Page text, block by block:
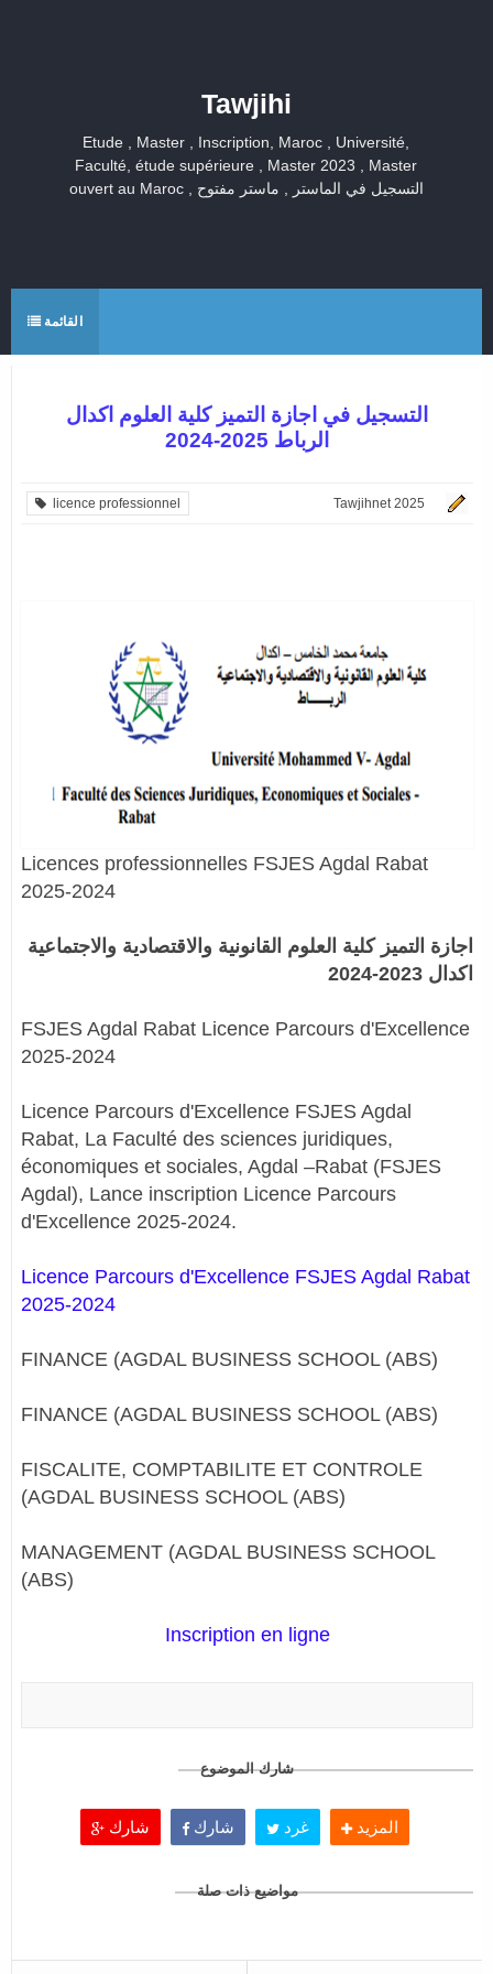
Tawjihi
Etude , Master , Inscription, Maroc , Université,
Faculté, étude supérieure , Master 2023 , Master
ouvert au Maroc , التسجيل في الماستر , ماستر مفتوح
القائمة
التسجيل في اجازة التميز كلية العلوم اكدال
الرباط 2025-2024
Tawjihnet 2025
licence professionnel
Licences professionnelles FSJES Agdal Rabat
2025-2024
اجازة التميز كلية العلوم القانونية والاقتصادية والاجتماعية
اكدال 2023-2024
FSJES Agdal Rabat Licence Parcours d'Excellence
2025-2024
Licence Parcours d'Excellence FSJES Agdal
Rabat, La Faculté des sciences juridiques,
économiques et sociales, Agdal –Rabat (FSJES
Agdal), Lance inscription Licence Parcours
d'Excellence 2025-2024.
Licence Parcours d'Excellence FSJES Agdal Rabat
2025-2024
FINANCE (AGDAL BUSINESS SCHOOL (ABS)
FINANCE (AGDAL BUSINESS SCHOOL (ABS)
FISCALITE, COMPTABILITE ET CONTROLE
(AGDAL BUSINESS SCHOOL (ABS)
MANAGEMENT (AGDAL BUSINESS SCHOOL
(ABS)
Inscription en ligne
شارك الموضوع
شارك شارك غرد المزيد
مواضيع ذات صلة